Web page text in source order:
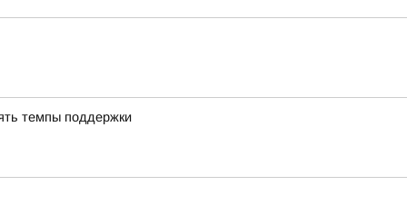
темпы поддержки